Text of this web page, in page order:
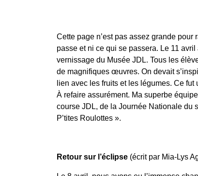
Cette page n’est pas assez grande pour
passe et ni ce qui se passera. Le 11
vernissage du Musée JDL. Tous les
de magnifiques œuvres. On devait
lien avec les fruits et les légumes. Ce
À refaire assurément. Ma superbe
course JDL, de la Journée Nationale du
P’tites Roulottes ».
Retour sur l’éclipse (écrit par Mia-Lys